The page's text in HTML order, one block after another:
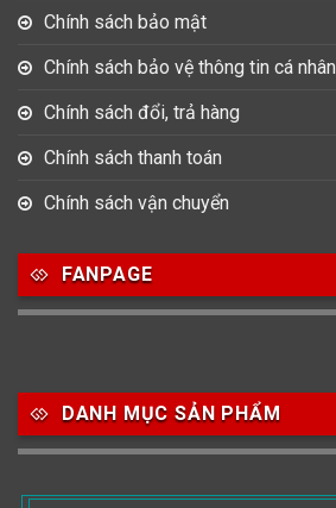
Chính sách bảo mật
Chính sách bảo vệ thông tin cá nhân
Chính sách đổi, trả hàng
Chính sách thanh toán
Chính sách vận chuyển
FANPAGE
DANH MỤC SẢN PHẨM